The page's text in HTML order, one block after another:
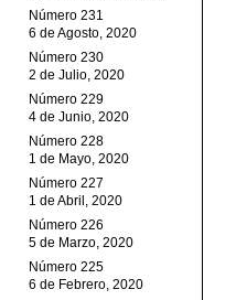
Número 231
6 de Agosto, 2020
Número 230
2 de Julio, 2020
Número 229
4 de Junio, 2020
Número 228
1 de Mayo, 2020
Número 227
1 de Abril, 2020
Número 226
5 de Marzo, 2020
Número 225
6 de Febrero, 2020